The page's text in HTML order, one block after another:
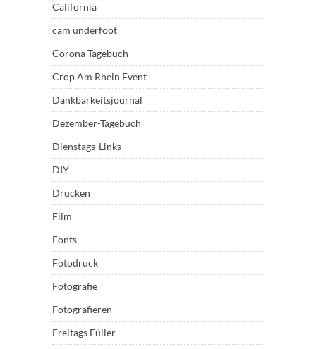
California
cam underfoot
Corona Tagebuch
Crop Am Rhein Event
Dankbarkeitsjournal
Dezember-Tagebuch
Dienstags-Links
DIY
Drucken
Film
Fonts
Fotodruck
Fotografie
Fotografieren
Freitags Füller